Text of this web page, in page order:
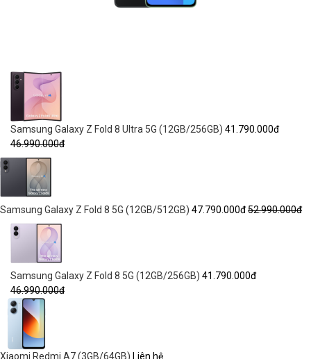
Samsung Galaxy Z Fold 8 Ultra 5G (12GB/256GB) 41.790.000đ
46.990.000đ
Samsung Galaxy Z Fold 8 5G (12GB/512GB) 47.790.000đ52.990.000đ
Samsung Galaxy Z Fold 8 5G (12GB/256GB) 41.790.000đ
46.990.000đ
Xiaomi Redmi A7 (3GB/64GB) Liên hệ